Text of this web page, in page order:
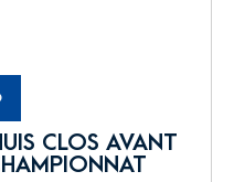
CLOS AVANT